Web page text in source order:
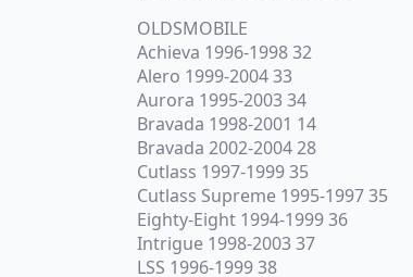
OLDSMOBILE
Achieva 1996-1998 32
Alero 1999-2004 33
Aurora 1995-2003 34
Bravada 1998-2001 14
Bravada 2002-2004 28
Cutlass 1997-1999 35
Cutlass Supreme 1995-1997 35
Eighty-Eight 1994-1999 36
Intrigue 1998-2003 37
LSS 1996-1999 38